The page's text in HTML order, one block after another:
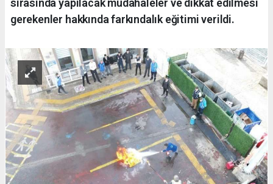
sırasında yapılacak müdahaleler ve dikkat edilmesi
gerekenler hakkında farkındalık eğitimi verildi.